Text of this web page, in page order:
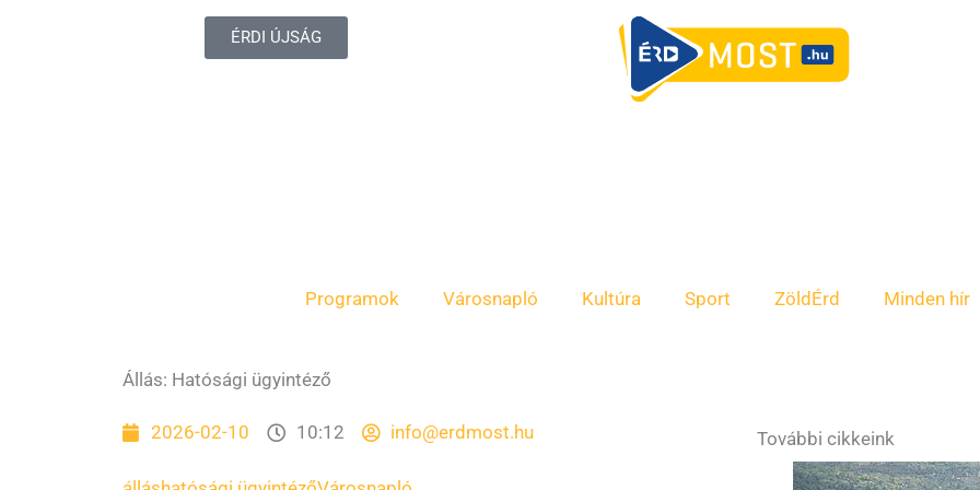
ÉRDI ÚJSÁG
Programok Városnapló Kultúra Sport ZöldÉrd Minden hír
Állás: Hatósági ügyintéző
2026-02-10 10:12 info@erdmost.hu További cikkeink